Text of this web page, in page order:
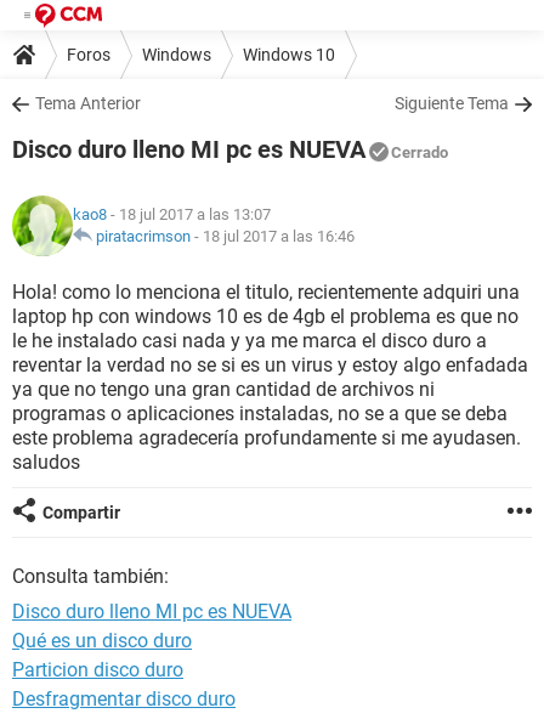
Foros Windows Windows 10
Tema Anterior Siguiente Tema
Disco duro lleno MI pc es NUEVA Cerrado
kao8 - 18 jul 2017 a las 13:07
piratacrimson - 18 jul 2017 a las 16:46
Hola! como lo menciona el titulo, recientemente adquiri una
laptop hp con windows 10 es de 4gb el problema es que no
le he instalado casi nada y ya me marca el disco duro a
reventar la verdad no se si es un virus y estoy algo enfadada
ya que no tengo una gran cantidad de archivos ni
programas o aplicaciones instaladas, no se a que se deba
este problema agradecería profundamente si me ayudasen.
saludos
Compartir
Consulta también:
Disco duro lleno MI pc es NUEVA
Qué es un disco duro
Particion disco duro
Desfragmentar disco duro